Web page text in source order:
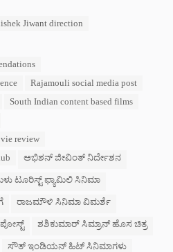
Jiwant direction
Rajamouli social media post
South Indian content based films
review
ಅಭಿಶನ್ ಜೀವಿಂತ್ ನಿರ್ದೇಶನ
ಟೂರಿಸ್ಟ್ ಫ್ಯಾಮಿಲಿ ಸಿನಿಮಾ
ರಾಜಮೌಳಿ ಸಿನಿಮಾ ವಿಮರ್ಶೆ
ಶಶಿಕುಮಾರ್ ಸಿಮ್ರಾನ್ ಹೊಸ ಚಿತ್ರ
ಸೌತ್ ಇಂಡಿಯನ್ ಹಿಟ್ ಸಿನಿಮಾಗಳು